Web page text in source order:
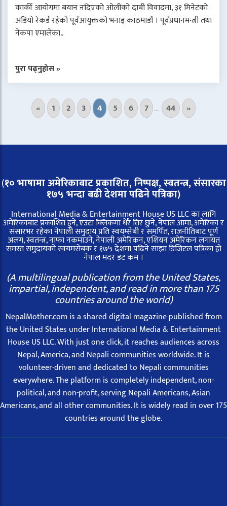
कार्की आयोगमा बयान नदिएको ओलीको दाबी विवादमा, ३१ मिनेटको
अडियो रेकर्ड रहेको पूर्वआयुक्तको भनाइ काठमाडौं । पूर्वप्रधानमन्त्री तथा
नेकपा एमालेका..
पुरा पढ्नुहोस »
« 1 2 3 4 5 6 7 ... 44 »
(१० भाषामा अमेरिकाबाट प्रकाशित, निष्पक्ष, स्वतन्त्र,संसारका
१७५ भन्दा बढी देशमा पढिने पत्रिका)
International Media & Entertainment House US LLC का लागि
अमेरिकाबाट प्रकाशित हुने, एउटा क्लिकमा धेरै तिर छुने, नेपाल आमा, अमेरिका र
संसारभर रहेका नेपाली समुदाय प्रति स्वयम्सेबी र समर्पित, राजनीतिबाट पूर्ण
अलग, स्वतन्त्र, नाफा नकमाउने, नेपाली अमेरिकन, एशियन अमेरिकन लगायत
समस्त समुदायको स्वयमसेबक र १७५ देशमा पढिने साझा डिजिटल पत्रिका हो
नेपाल मदर डट कम ।
(A multilingual publication from the United States,
impartial, independent, and read in more than 175
countries around the world)
NepalMother.com is a shared digital magazine published from
the United States under International Media & Entertainment
House US LLC. With just one click, it reaches audiences across
Nepal, America, and Nepali communities worldwide. It is
volunteer-driven and dedicated to Nepali communities
everywhere. The platform is completely independent, non-
political, and non-profit, serving Nepali Americans, Asian
Americans, and all other communities. It is widely read in over 175
countries around the globe.